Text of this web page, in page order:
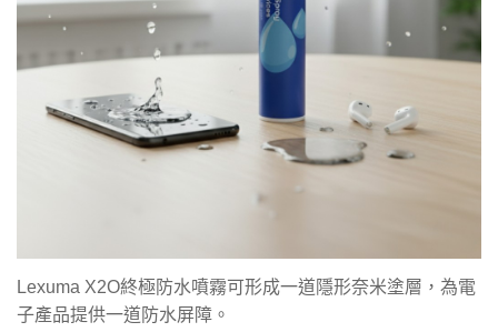
Lexuma X2O終極防水噴霧可形成一道隱形奈米塗層，為電
子產品提供一道防水屏障。